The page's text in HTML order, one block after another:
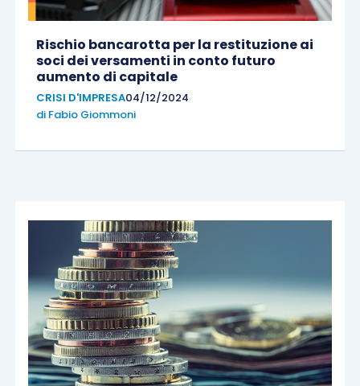
Rischio bancarotta per la restituzione ai
soci dei versamenti in conto futuro
aumento di capitale
CRISI D'IMPRESA04/12/2024
di Fabio Giommoni